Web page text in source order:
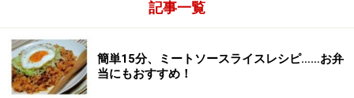
記事一覧
簡単15分、ミートソースライスレシピ……お弁
当にもおすすめ！